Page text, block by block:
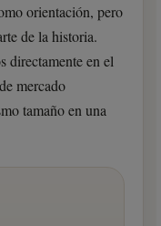
orientación, pero
de la historia.
directamente en el
mercado
tamaño en una